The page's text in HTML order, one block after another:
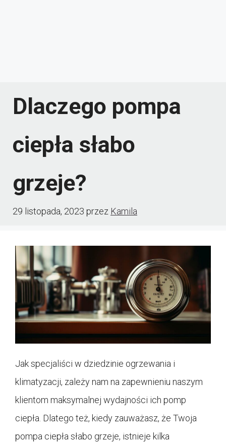
Dlaczego pompa
ciepła słabo
grzeje?
29 listopada, 2023 przez Kamila
Jak specjaliści w dziedzinie ogrzewania i
klimatyzacji, zależy nam na zapewnieniu naszym
klientom maksymalnej wydajności ich pomp
ciepła. Dlatego też, kiedy zauważasz, że Twoja
pompa ciepła słabo grzeje, istnieje kilka